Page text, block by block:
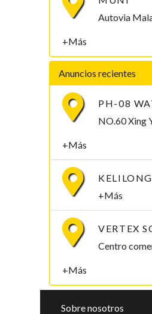
+Más
Anuncios recientes
+Más
KELILONG
+Más
+Más
Sobre nosotros